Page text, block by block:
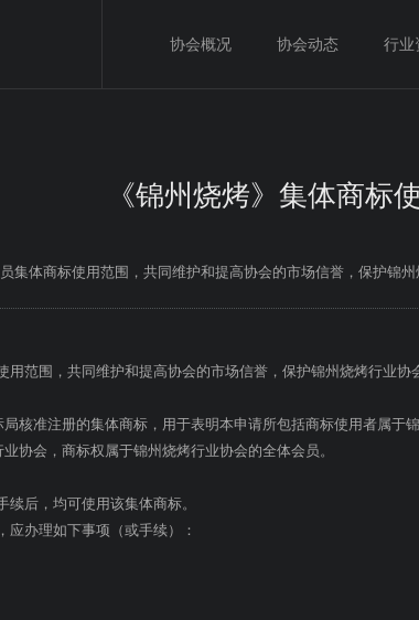
协会概况 协会动态 行业
《锦州烧烤》集体商标
集体商标使用范围，共同维护和提高协会的市场信誉，保护锦
范围，共同维护和提高协会的市场信誉，保护锦州烧烤行业
核准注册的集体商标，用于表明本申请所包括商标使用者属于
协会，商标权属于锦州烧烤行业协会的全体会员。
后，均可使用该集体商标。
办理如下事项（或手续）：